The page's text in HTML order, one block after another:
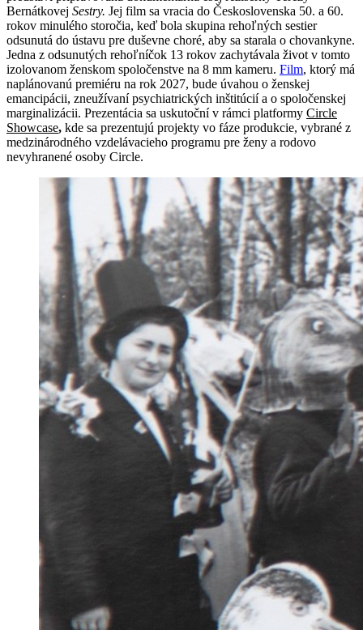
Bernátkovej Sestry. Jej film sa vracia do Československa 50. a 60.
rokov minulého storočia, keď bola skupina rehoľných sestier
odsunutá do ústavu pre duševne choré, aby sa starala o chovankyne.
Jedna z odsunutých rehoľníčok 13 rokov zachytávala život v tomto
izolovanom ženskom spoločenstve na 8 mm kameru. Film, ktorý má
naplánovanú premiéru na rok 2027, bude úvahou o ženskej
emancipácii, zneužívaní psychiatrických inštitúcií a o spoločenskej
marginalizácii. Prezentácia sa uskutoční v rámci platformy Circle
Showcase, kde sa prezentujú projekty vo fáze produkcie, vybrané z
medzinárodného vzdelávacieho programu pre ženy a rodovo
nevyhranené osoby Circle.